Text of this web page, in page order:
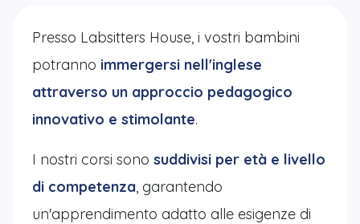
Presso Labsitters House, i vostri bambini
potranno immergersi nell'inglese
attraverso un approccio pedagogico
innovativo e stimolante.
I nostri corsi sono suddivisi per età e livello
di competenza, garantendo
un'apprendimento adatto alle esigenze di